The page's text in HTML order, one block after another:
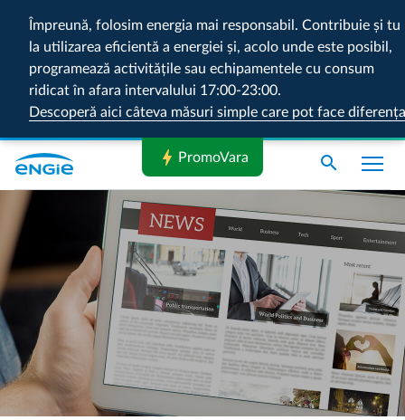
Împreună, folosim energia mai responsabil. Contribuie și tu
la utilizarea eficientă a energiei și, acolo unde este posibil,
programează activitățile sau echipamentele cu consum
ridicat în afara intervalului 17:00-23:00.
Descoperă aici câteva măsuri simple care pot face diferența
search
bolt PromoVara